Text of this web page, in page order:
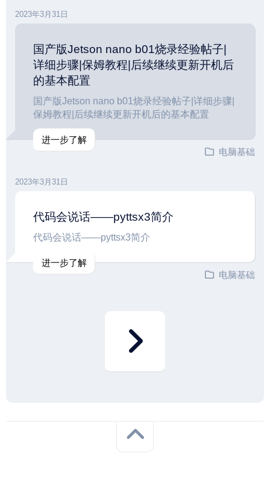
2023年3月31日
国产版Jetson nano b01烧录经验帖子|
详细步骤|保姆教程|后续继续更新开机后
的基本配置
国产版Jetson nano b01烧录经验帖子|详细步骤|
保姆教程|后续继续更新开机后的基本配置
进一步了解
电脑基础
2023年3月31日
代码会说话——pyttsx3简介
代码会说话——pyttsx3简介
进一步了解
电脑基础